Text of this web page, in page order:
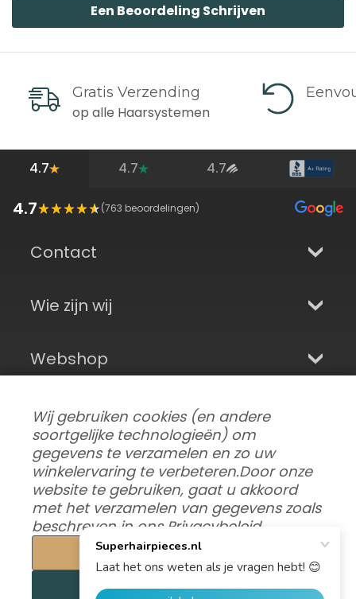
Een Beoordeling Schrijven
Gratis Verzending
op alle Haarsystemen
4.7 4.7 4.7
4.7 (763 beoordelingen)
Contact
Wie zijn wij
Webshop
Aanmelden en sociale media
Gegevensvoorkeuren aanpassen |
Wij gebruiken cookies (en andere
soortgelijke technologieën) om
gegevens te verzamelen en zo uw
winkelervaring te verbeteren.Door onze
website te gebruiken, gaat u akkoord
met het verzamelen van gegevens zoals
beschreven in ons Privacybeleid.
Instellingen
Alles afwijzen